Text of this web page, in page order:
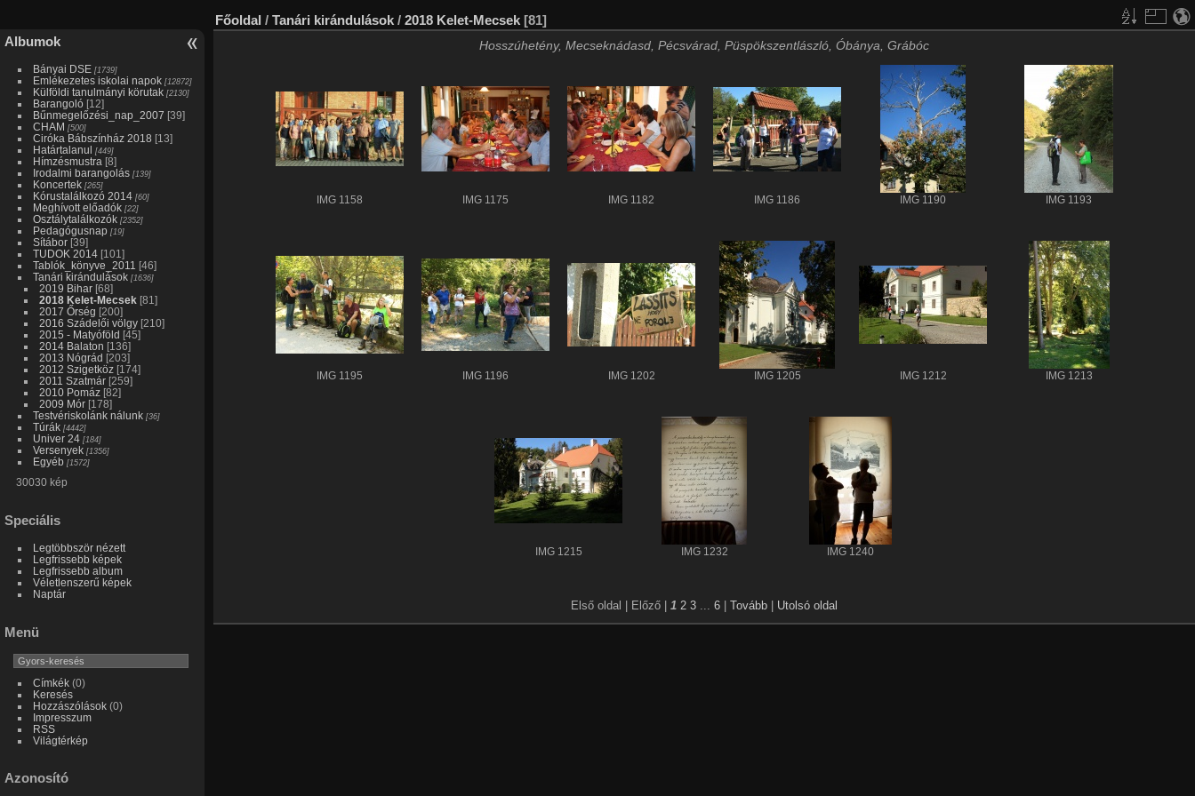
Albumok
Bányai DSE [1739]
Emlékezetes iskolai napok [12872]
Külföldi tanulmányi körutak [2130]
Barangoló [12]
Bűnmegelőzési_nap_2007 [39]
CHAM [500]
Ciróka Bábszínház 2018 [13]
Határtalanul [449]
Hímzésmustra [8]
Irodalmi barangolás [139]
Koncertek [265]
Kórustalálkozó 2014 [60]
Meghívott előadók [22]
Osztálytalálkozók [2352]
Pedagógusnap [19]
Sítábor [39]
TUDOK 2014 [101]
Tablók_könyve_2011 [46]
Tanári kirándulások [1636]
2019 Bihar [68]
2018 Kelet-Mecsek [81]
2017 Őrség [200]
2016 Szádelői völgy [210]
2015 - Matyóföld [45]
2014 Balaton [136]
2013 Nógrád [203]
2012 Szigetköz [174]
2011 Szatmár [259]
2010 Pomáz [82]
2009 Mór [178]
Testvériskolánk nálunk [36]
Túrák [4442]
Univer 24 [184]
Versenyek [1356]
Egyéb [1572]
30030 kép
Speciális
Legtöbbször nézett
Legfrissebb képek
Legfrissebb album
Véletlenszerű képek
Naptár
Menü
Címkék(0)
Keresés
Hozzászólások(0)
Impresszum
RSS
Világtérkép
Azonosító
Főoldal / Tanári kirándulások / 2018 Kelet-Mecsek [81]
Hosszúhetény, Mecseknádasd, Pécsvárad, Püspökszentlászló, Óbánya, Grábóc
IMG 1158 IMG 1175 IMG 1182 IMG 1186 IMG 1190 IMG 1193
IMG 1195 IMG 1196 IMG 1202 IMG 1205 IMG 1212 IMG 1213
IMG 1215 IMG 1232 IMG 1240
Első oldal | Előző | 1 2 3 ... 6 Tovább Utolsó oldal